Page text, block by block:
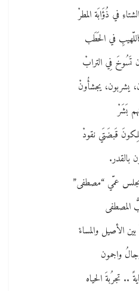
في ذُؤَابَة المطرْ
في الحَطَب
تَسُوخَ فِي الترابْ
يشربون، يجشأُونْ
بَشَرْ
قَبضَتَي نقودْ
بالقدر.
عمّي “مصطفى”
المصطفى
الأصيل والمساءْ
واجمون
.. تجرُبةَ الحياه